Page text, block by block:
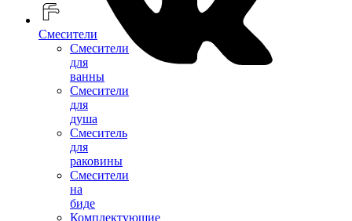
Смесители
Смесители
для
ванны
Смесители
для
душа
Смеситель
для
раковины
Смесители
на
биде
Комплектующие